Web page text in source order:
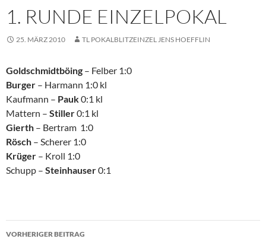
1. RUNDE EINZELPOKAL
25. MÄRZ 2010 TL POKALBLITZEINZEL JENS HOEFFLIN
Goldschmidtböing – Felber 1:0
Burger – Harmann 1:0 kl
Kaufmann – Pauk0:1 kl
Mattern – Stiller0:1 kl
Gierth – Bertram 1:0
Rösch – Scherer 1:0
Krüger – Kroll 1:0
Schupp – Steinhauser0:1
Beitragsnavigation
VORHERIGER BEITRAG